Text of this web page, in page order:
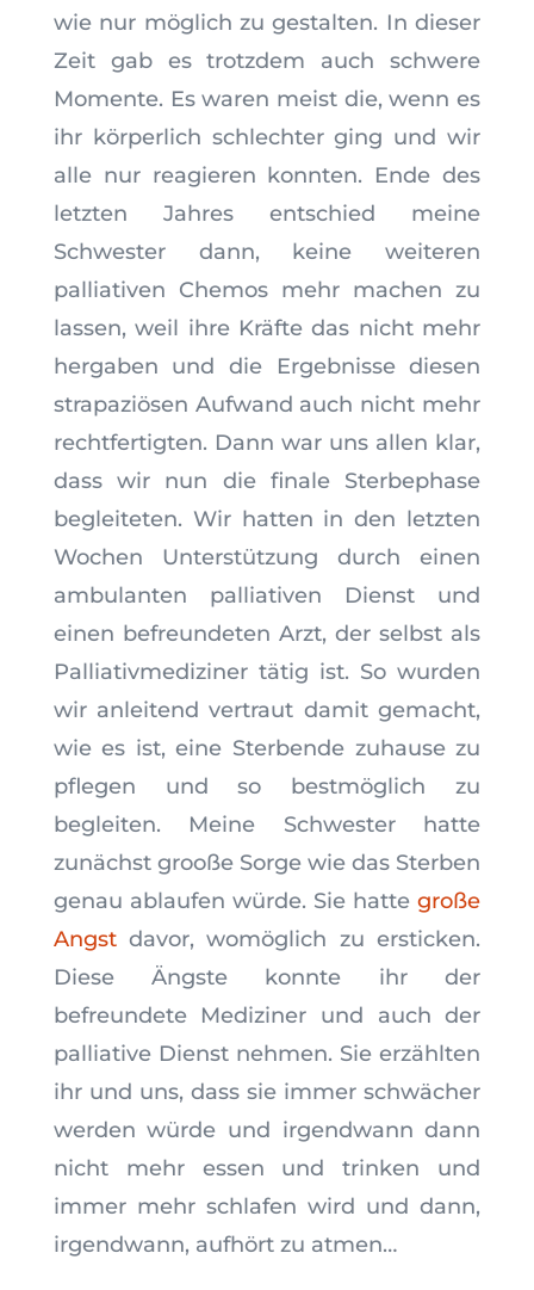
wie nur möglich zu gestalten. In dieser
Zeit gab es trotzdem auch schwere
Momente. Es waren meist die, wenn es
ihr körperlich schlechter ging und wir
alle nur reagieren konnten. Ende des
letzten Jahres entschied meine
Schwester dann, keine weiteren
palliativen Chemos mehr machen zu
lassen, weil ihre Kräfte das nicht mehr
hergaben und die Ergebnisse diesen
strapaziösen Aufwand auch nicht mehr
rechtfertigten. Dann war uns allen klar,
dass wir nun die finale Sterbephase
begleiteten. Wir hatten in den letzten
Wochen Unterstützung durch einen
ambulanten palliativen Dienst und
einen befreundeten Arzt, der selbst als
Palliativmediziner tätig ist. So wurden
wir anleitend vertraut damit gemacht,
wie es ist, eine Sterbende zuhause zu
pflegen und so bestmöglich zu
begleiten. Meine Schwester hatte
zunächst grooße Sorge wie das Sterben
genau ablaufen würde. Sie hattegroße
Angstdavor, womöglich zu ersticken.
Diese Ängste konnte ihr der
befreundete Mediziner und auch der
palliative Dienst nehmen. Sie erzählten
ihr und uns, dass sie immer schwächer
werden würde und irgendwann dann
nicht mehr essen und trinken und
immer mehr schlafen wird und dann,
irgendwann, aufhört zu atmen…